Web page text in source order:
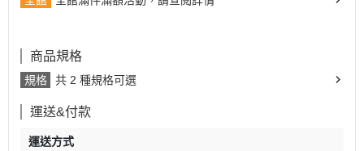
商品規格
規格 共 2 種規格可選
運送&付款
運送方式